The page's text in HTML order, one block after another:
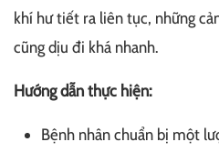
khí hư tiết ra liên tục, những
cũng dịu đi khá nhanh.
Hướng dẫn thực hiện:
Bệnh nhân chuẩn bị một